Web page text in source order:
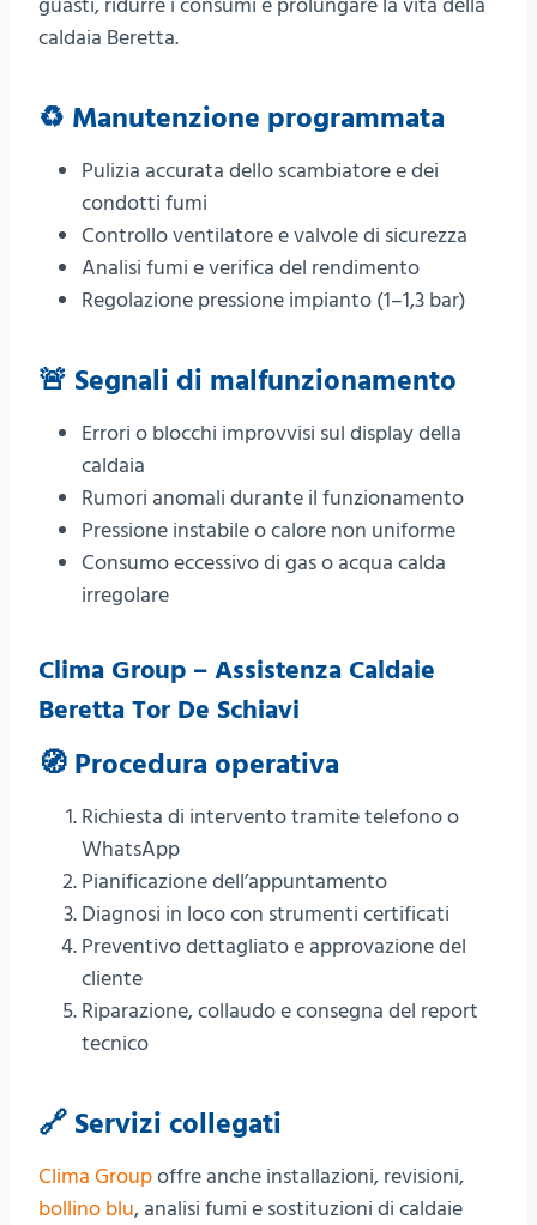
caldaia Beretta.
♻️ Manutenzione programmata
Pulizia accurata dello scambiatore e dei
condotti fumi
Controllo ventilatore e valvole di sicurezza
Analisi fumi e verifica del rendimento
Regolazione pressione impianto (1–1,3 bar)
🚨 Segnali di malfunzionamento
Errori o blocchi improvvisi sul display della
caldaia
Rumori anomali durante il funzionamento
Pressione instabile o calore non uniforme
Consumo eccessivo di gas o acqua calda
irregolare
Clima Group – Assistenza Caldaie
Beretta Tor De Schiavi
🧭 Procedura operativa
Richiesta di intervento tramite telefono o
WhatsApp
Pianificazione dell’appuntamento
Diagnosi in loco con strumenti certificati
Preventivo dettagliato e approvazione del
cliente
Riparazione, collaudo e consegna del report
tecnico
🔗 Servizi collegati
Clima Groupoffre anche installazioni, revisioni,
bollino blu, analisi fumi e sostituzioni di caldaie